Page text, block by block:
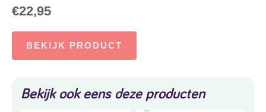
€22,95
BEKIJK PRODUCT
Bekijk ook eens deze producten